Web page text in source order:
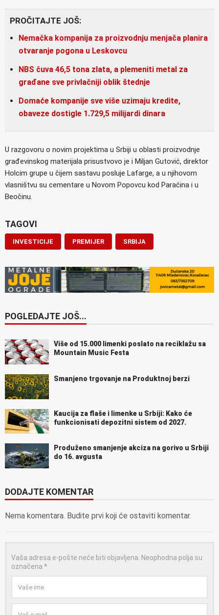
PROČITAJTE JOŠ:
Nemačka kompanija za proizvodnju menjača planira
otvaranje pogona u Leskovcu
NBS čuva 46,5 tona zlata, a plemeniti metal za
građane sve privlačniji oblik štednje
Domaće kompanije sve više uzimaju kredite,
obaveze dostigle 1.729,5 milijardi dinara
U razgovoru o novim projektima u Srbiji u oblasti proizvodnje
građevinskog materijala prisustvovo je i Miljan Gutović, direktor
Holcim grupe u čijem sastavu posluje Lafarge, a u njihovom
vlasništvu su cementare u Novom Popovcu kod Paraćina i u
Beočinu.
TAGOVI
INVESTICIJE PREMIJER SRBIJA
POGLEDAJTE JOŠ...
Više od 15.000 limenki poslato na reciklažu sa
Mountain Music Festa
Smanjeno trgovanje na Produktnoj berzi
Kaucija za flaše i limenke u Srbiji: Kako će
funkcionisati depozitni sistem od 2027.
Produženo smanjenje akciza na gorivo u Srbiji
do 16. avgusta
DODAJTE KOMENTAR
Nema komentara. Budite prvi koji će ostaviti komentar.
Vaša adresa e-pošte neće biti objavljena. Neophodna polja su
označena *